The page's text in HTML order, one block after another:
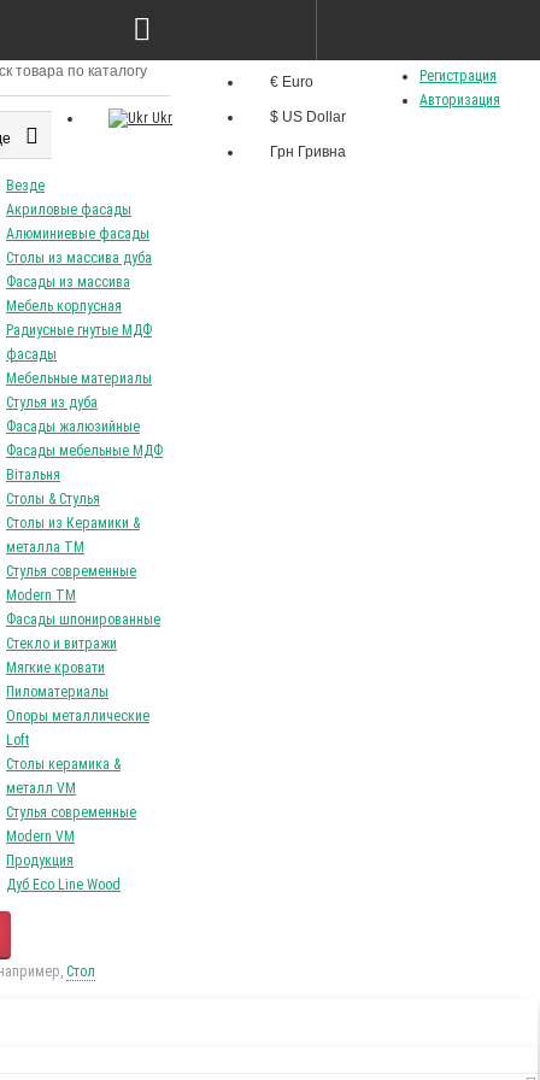
Регистрация
Авторизация
€ Euro
$ US Dollar
Грн Гривна
Ru
Ukr
Везде
Акриловые фасады
Алюминиевые фасады
Столы из массива дуба
Фасады из массива
Мебель корпусная
Радиусные гнутые МДФ
фасады
Мебельные материалы
Стулья из дуба
Фасады жалюзийные
Фасады мебельные МДФ
Вітальня
Столы & Стулья
Столы из Керамики &
металла TM
Стулья современные
Modern TM
Фасады шпонированные
Стекло и витражи
Мягкие кровати
Пиломатериалы
Опоры металлические
Loft
Столы керамика &
металл VM
Стулья современные
Modern VM
Продукция
Дуб Eco Line Wood
Стол